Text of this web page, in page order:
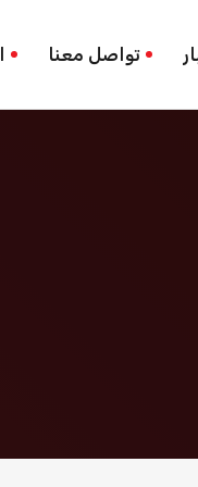
تواصل معنا